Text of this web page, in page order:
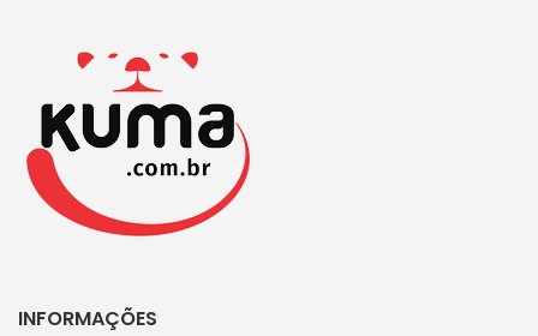
INFORMAÇÕES